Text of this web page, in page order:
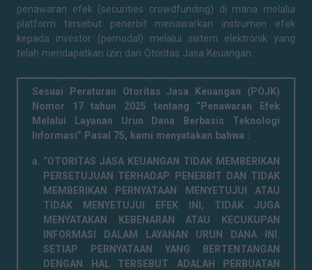
penawaran efek (securities crowdfunding) di mana melalui
platform tersebut penerbit menawarkan instrumen efek
kepada investor (pemodal) melalui sistem elektronik yang
telah mendapatkan izin dari Otoritas Jasa Keuangan.
Sesuai Peraturan Otoritas Jasa Keuangan (POJK)
Nomor 17 tahun 2025 tentang “Penawaran Efek
Melalui Layanan Urun Dana Berbasis Teknologi
Informasi” Pasal 75, kami menyatakan bahwa :
“OTORITAS JASA KEUANGAN TIDAK MEMBERIKAN
PERSETUJUAN TERHADAP PENERBIT DAN TIDAK
MEMBERIKAN PERNYATAAN MENYETUJUI ATAU
TIDAK MENYETUJUI EFEK INI, TIDAK JUGA
MENYATAKAN KEBENARAN ATAU KECUKUPAN
INFORMASI DALAM LAYANAN URUN DANA INI.
SETIAP PERNYATAAN YANG BERTENTANGAN
DENGAN HAL TERSEBUT ADALAH PERBUATAN